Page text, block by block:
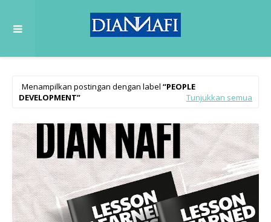
Menampilkan postingan dengan label
PEOPLE
DEVELOPMENT
Tunjukkan semua